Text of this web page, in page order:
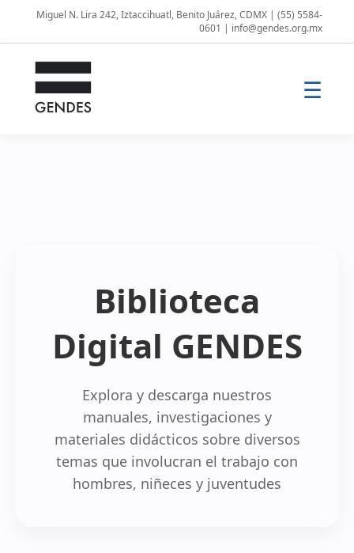
Miguel N. Lira 242, Iztaccihuatl, Benito Juárez, CDMX | (55) 5584-
0601 | info@gendes.org.mx
☰
Biblioteca
Digital GENDES
Explora y descarga nuestros
manuales, investigaciones y
materiales didácticos sobre diversos
temas que involucran el trabajo con
hombres, niñeces y juventudes